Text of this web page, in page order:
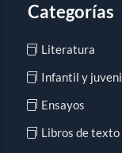
Categorías
Literatura
Infantil y
Ensayos
Libros de texto